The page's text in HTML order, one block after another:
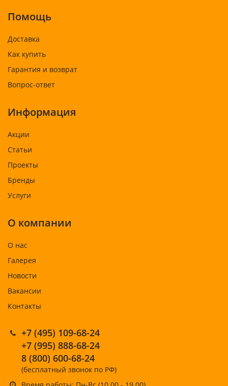
Помощь
Доставка
Как купить
Гарантия и возврат
Вопрос-ответ
Информация
Акции
Статьи
Проекты
Бренды
Услуги
О компании
О нас
Галерея
Новости
Вакансии
Контакты
+7 (495) 109-68-24
+7 (995) 888-68-24
8 (800) 600-68-24
(бесплатный звонок по РФ)